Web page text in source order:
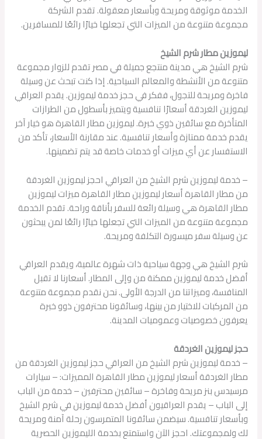
الخدمة موثوقة ومريحة وبأسعار معقولة. تقدم الشركة
مجموعة متنوعة من الميزات التي تجعلها خيارًا رائعًا للمسافرين.
ليموزين مطار شرم الشيخ
شرم الشيخ هي مدينة منتجع جميلة في مصر تقدم للزوار مجموعة
متنوعة من الأنشطة والمعالم السياحية. إذا كنت تبحث عن وسيلة
فاخرة ومريحة للتجول، ففكر في حجز خدمة ليموزين. يقدم العراقي
ليموزين الغردقة أسعارًا تنافسية ويتميز بأسطول من الطرازات
المتأخرة مع سائقين ذوي خبرة. ليموزين مطار القاهرة هو خيار آخر
يقدم خدمة ممتازة وأسعار تنافسية. عند مقارنة الأسعار، تأكد من
الاستفسار عن أي ميزات أو خدمات خاصة قد يتم تضمينها.
– خدمة ليموزين شرم الشيخ من العراقي احجز ليموزين الغردقة
من مطار القاهرة أسعار ليموزين مطار القاهرة ميزات ليموزين
مطار القاهرة هي وسيلة رائعة للسفر بأناقة وراحة. تقدم الخدمة
مجموعة متنوعة من الميزات التي تجعلها خيارًا رائعًا لمن يبحثون
عن وسيلة سفر ميسورة التكلفة ومريحة.
شرم الشيخ هي وجهة سياحية ذات شهرة عالمية، ويقدم العراقي
أفضل خدمة ليموزين ممكنة من وإلى المطار. أسعارنا لا تقبل
المنافسة، وميزاتنا من الدرجة الأولى. نحن نقدم مجموعة متنوعة
من المركبات للاختيار من بينها، وسائقونا محترفون ذوو خبرة
يعرفون خصوصيات وعموميات المدينة.
حجز ليموزين الغردقة
– خدمة ليموزين شرم الشيخ من العراقي حجز ليموزين الغردقة من
مطار الغردقة أسعار ليموزين مطار القاهرة المميزات: – سيارات
مرسيدس بنز مريحة وفاخرة – سائقين محترفين – خدمة من الباب
إلى الباب – يقدم العراقيون أفضل خدمة ليموزين في شرم الشيخ
وبأسعار تنافسية. سيضمن سائقونا المتمرسون رحلة آمنة ومريحة
لك ولمجموعتك. احجز الآن واستمتع بخدمة الليموزين الحصرية